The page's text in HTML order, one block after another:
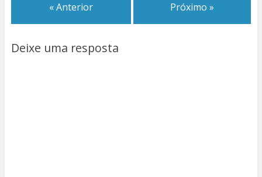
« Anterior Próximo »
Deixe uma resposta